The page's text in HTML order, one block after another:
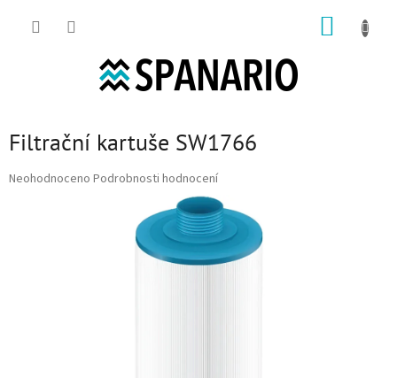
Filtrační kartuše SW1766
Průměrné hodnocení produktu je 0,0 z 5 hvězdiček.
Neohodnoceno Podrobnosti hodnocení